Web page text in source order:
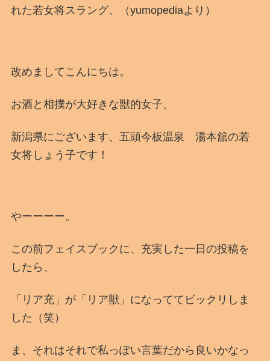
れた若女将スラング。（yumopediaより）
改めましてこんにちは。
お酒と相撲が大好きな獣的女子、
新潟県にございます、五頭今板温泉 湯本舘の若
女将しょう子です！
やーーーー。
この前フェイスブックに、充実した一日の投稿を
したら、
「リア充」が「リア獣」になっててビックリしま
した（笑）
ま、それはそれで私っぽい言葉だから良いかなっ